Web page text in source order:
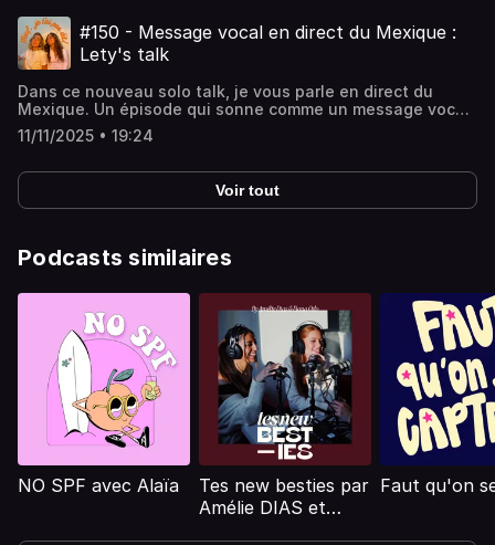
Enjoy🧡Retrouvez-nous sur Instagram : @meufjetaipasdit
@letycja_k
@natalia.ptkhttps://www.instagram.com/
@natalia.ptkhttps://www.tiktok.com/@letycja_khttps://
:
@NataliaOliviaPtkhttps://www.youtube.com/
#150 - Message vocal en direct du Mexique :
Lety's talk
Dans ce nouveau solo talk, je vous parle en direct du
Mexique. Un épisode qui sonne comme un message vocal
reçu d’une copine! Enjoyyy mes stars!
11/11/2025 • 19:24
Voir tout
Podcasts similaires
NO SPF avec Alaïa
Tes new besties par
Amélie DIAS et
Faut qu'on